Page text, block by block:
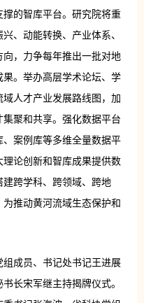
的智库平台。研究院将重
、动能转换、产业体系、
，力争每年推出一批对地
。举办高层学术论坛、学
人才产业发展路线图，加
聚和共享。强化数据平台
案例库等多维全量数据平
论创新和智库成果提供数
跨学科、跨领域、跨地
推动黄河流域生态保护和
成员、书记处书记王进展
长宋军继主持揭牌仪式。